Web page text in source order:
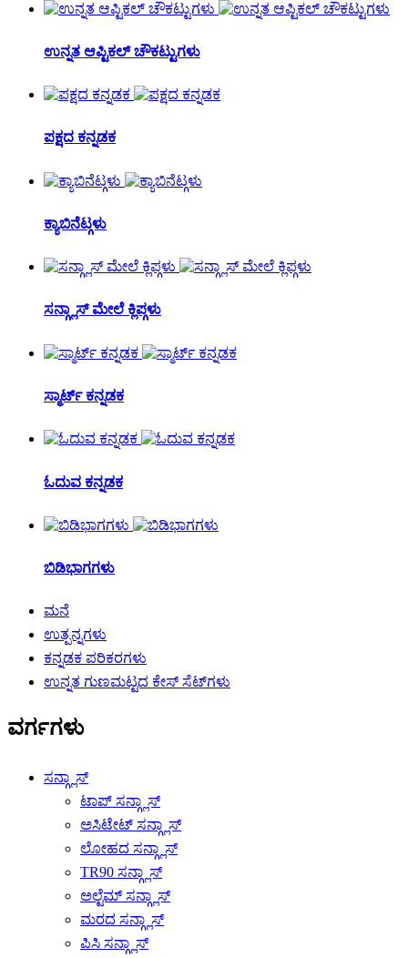
ಉನ್ನತ ಆಪ್ಟಿಕಲ್ ಚೌಕಟ್ಟುಗಳು
ಪಕ್ಷದ ಕನ್ನಡಕ
ಕ್ಯಾಬಿನೆಟ್ಗಳು
ಸನ್ಗ್ಲಾಸ್ ಮೇಲೆ ಕ್ಲಿಪ್ಗಳು
ಸ್ಮಾರ್ಟ್ ಕನ್ನಡಕ
ಓದುವ ಕನ್ನಡಕ
ಬಿಡಿಭಾಗಗಳು
ಮನೆ
ಉತ್ಪನ್ನಗಳು
ಕನ್ನಡಕ ಪರಿಕರಗಳು
ಉನ್ನತ ಗುಣಮಟ್ಟದ ಕೇಸ್ ಸೆಟ್‌ಗಳು
ವರ್ಗಗಳು
ಸನ್ಗ್ಲಾಸ್
ಟಾಪ್ ಸನ್ಗ್ಲಾಸ್
ಅಸಿಟೇಟ್ ಸನ್ಗ್ಲಾಸ್
ಲೋಹದ ಸನ್ಗ್ಲಾಸ್
TR90 ಸನ್ಗ್ಲಾಸ್
ಅಲ್ಟೆಮ್ ಸನ್ಗ್ಲಾಸ್
ಮರದ ಸನ್ಗ್ಲಾಸ್
ಪಿಸಿ ಸನ್ಗ್ಲಾಸ್